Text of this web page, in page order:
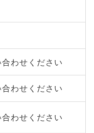
わせください
わせください
わせください